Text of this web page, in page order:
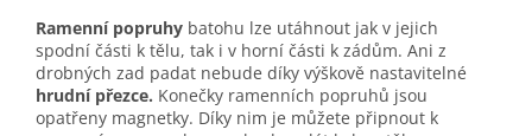
Ramenní popruhy batohu lze utáhnout jak v jejich
spodní části k tělu, tak i v horní části k zádům. Ani z
drobných zad padat nebude díky výškově nastavitelné
hrudní přezce. Konečky ramenních popruhů jsou
opatřeny magnetky. Díky nim je můžete připnout k